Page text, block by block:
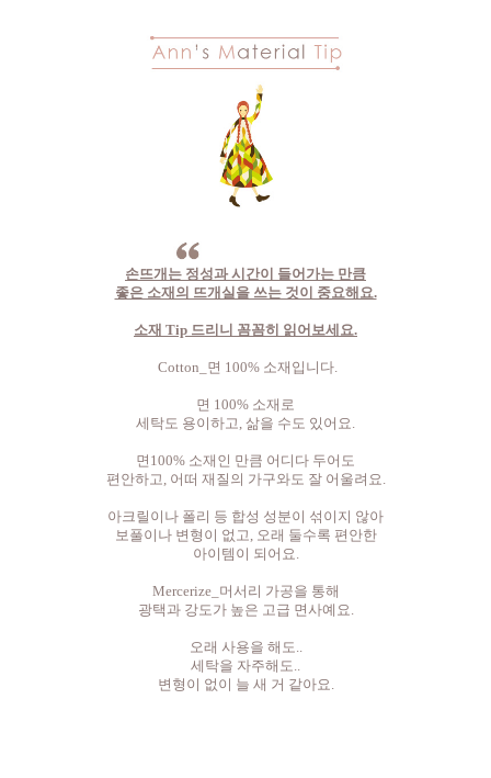
손뜨개는 정성과 시간이 들어가는 만큼
좋은 소재의 뜨개실을 쓰는 것이 중요해요.
소재 Tip 드리니 꼼꼼히 읽어보세요.
Cotton_면 100% 소재입니다.
면 100% 소재로
세탁도 용이하고, 삶을 수도 있어요.
면100% 소재인 만큼 어디다 두어도
편안하고, 어떠 재질의 가구와도 잘 어울려요.
아크릴이나 폴리 등 합성 성분이 섞이지 않아
보풀이나 변형이 없고, 오래 둘수록 편안한
아이템이 되어요.
Mercerize_머서리 가공을 통해
광택과 강도가 높은 고급 면사예요.
오래 사용을 해도..
세탁을 자주해도..
변형이 없이 늘 새 거 같아요.